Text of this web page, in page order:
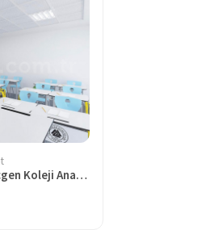
Özel Ankara Üçgen Koleji Anadolu Lisesi